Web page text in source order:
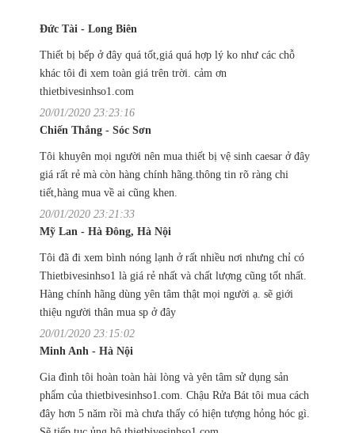
Đức Tài - Long Biên
Thiết bị bếp ở đây quá tốt,giá quá hợp lý ko như các chỗ
khác tôi đi xem toàn giá trên trời. cảm ơn
thietbivesinhso1.com
20/01/2020 23:23:16
Chiến Thắng - Sóc Sơn
Tôi khuyên mọi người nên mua thiết bị vệ sinh caesar ở đây
giá rất rẻ mà còn hàng chính hãng.thông tin rõ ràng chi
tiết,hàng mua về ai cũng khen.
20/01/2020 23:21:33
Mỹ Lan - Hà Đông, Hà Nội
Tôi đã đi xem bình nóng lạnh ở rất nhiều nơi nhưng chỉ có
Thietbivesinhso1 là giá rẻ nhất và chất lượng cũng tốt nhất.
Hàng chính hãng dùng yên tâm thật mọi người ạ. sẽ giới
thiệu người thân mua sp ở đây
20/01/2020 23:15:02
Minh Anh - Hà Nội
Gia đình tôi hoàn toàn hài lòng và yên tâm sử dụng sản
phẩm của thietbivesinhso1.com. Chậu Rửa Bát tôi mua cách
đây hơn 5 năm rồi mà chưa thấy có hiện tượng hỏng hóc gì.